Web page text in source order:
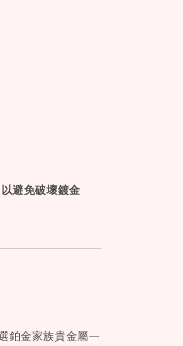
避免破壞鍍金
鉑金家族貴金屬—